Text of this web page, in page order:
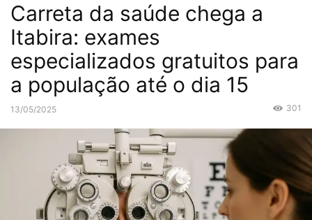
Carreta da saúde chega a
Itabira: exames
especializados gratuitos para
a população até o dia 15
13/05/2025 301